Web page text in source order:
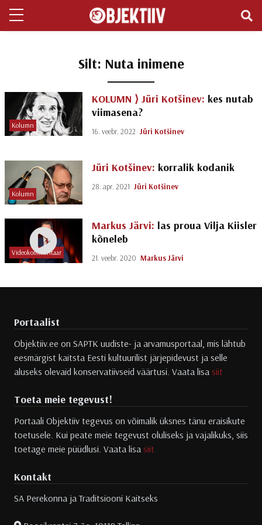
Silt: Nuta inimene
Kolumn
KOLUMN ⟩ Jüri Kotšinev: kes nutab
viimasena?
16. veebr. 2022 Jüri Kotšinev
Kolumn
Jüri Kotšinev: korralik kodanik
28. apr. 2021 Jüri Kotšinev
Videokommentaar
Markus Järvi: las proua Vilja Kiisler
kõneleb
21. veebr. 2020 Markus Järvi
Portaalist
Objektiiv.ee on SAPTK uudiste- ja arvamusportaal, mis lähtub
eesmärgist kaitsta Eesti kultuurilist järjepidevust ja selle
aluseks olevaid konservatiivseid väärtusi. Vaata lisa siit
Toeta meie tegevust!
Portaali Objektiiv tegevus on võimalik üksnes tänu eraisikute
toetusele. Kui peate meie tegevust oluliseks ja vajalikuks, siis
toetage meie püüdlusi. Vaata lisa siit
Kontakt
SA Perekonna ja Traditsiooni Kaitseks